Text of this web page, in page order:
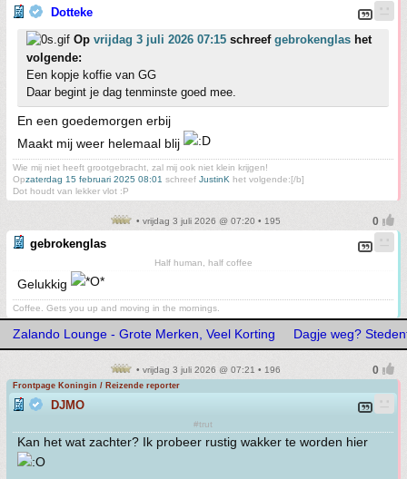
Dotteke
Op vrijdag 3 juli 2026 07:15 schreef gebrokenglas het
volgende:
Een kopje koffie van GG
Daar begint je dag tenminste goed mee.
En een goedemorgen erbij
Maakt mij weer helemaal blij
Wie mij niet heeft grootgebracht, zal mij ook niet klein krijgen!
Opzaterdag 15 februari 2025 08:01 schreef JustinK het volgende:[/b]
Dot houdt van lekker vlot :P
• vrijdag 3 juli 2026 @ 07:20 • 195
gebrokenglas
Half human, half coffee
Gelukkig
Coffee. Gets you up and moving in the mornings.
Zalando Lounge - Grote Merken, Veel Korting Dagje weg?
• vrijdag 3 juli 2026 @ 07:21 • 196
Frontpage Koningin / Reizende reporter
DJMO
#trut
Kan het wat zachter? Ik probeer rustig wakker te worden hier